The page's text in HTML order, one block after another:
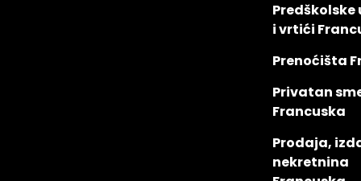
i vrtići
Prenoćišta
Privatan
Francuska
Prodaja,
nekretnina